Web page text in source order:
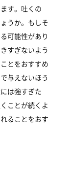
す。吐くの
うか。もしそ
可能性があり
すぎないよう
とをおすすめ
与えないほう
は強すぎた
ことが続くよ
ることをおす